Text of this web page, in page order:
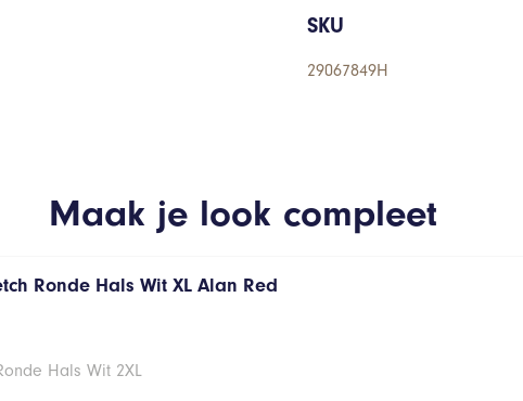
SKU
29067849H
Maak je look compleet
Ronde Hals Wit XL Alan Red
Hals Wit 2XL